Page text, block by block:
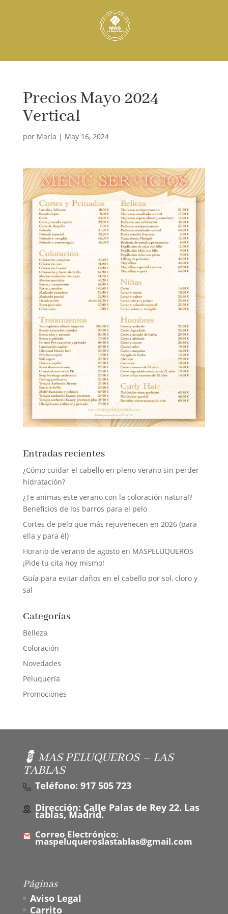
Precios Mayo 2024
Vertical
por María | May 16, 2024
Entradas recientes
¿Cómo cuidar el cabello en pleno verano sin perder
hidratación?
¿Te animas este verano con la coloración natural?
Beneficios de los barros para el pelo
Cortes de pelo que más rejuvenecen en 2026 (para
ella y para él)
Horario de verano de agosto en MASPELUQUEROS
¡Pide tu cita hoy mismo!
Guía para evitar daños en el cabello por sol, cloro y
sal
Categorías
Belleza
Coloración
Novedades
Peluquería
Promociones
💈 MAS PELUQUEROS – LAS
TABLAS
Teléfono: 917 505 723
Dirección: Calle Palas de Rey 22. Las
tablas, Madrid.
Correo Electrónico:
maspeluqueroslastablas@gmail.com
Páginas
Aviso Legal
Carrito